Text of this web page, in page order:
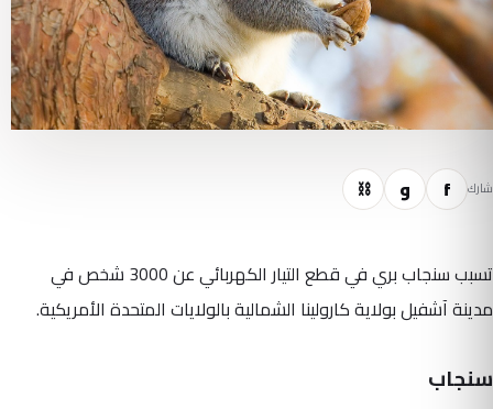
شارك f و ⛓
تسبب سنجاب بري في قطع التيار الكهربائي عن 3000 شخص في
مدينة آشفيل بولاية كارولينا الشمالية بالولايات المتحدة الأمريكية.
سنجاب